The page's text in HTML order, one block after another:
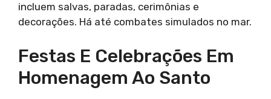
incluem salvas, paradas, cerimônias e
decorações. Há até combates simulados no mar.
Festas E Celebrações Em
Homenagem Ao Santo